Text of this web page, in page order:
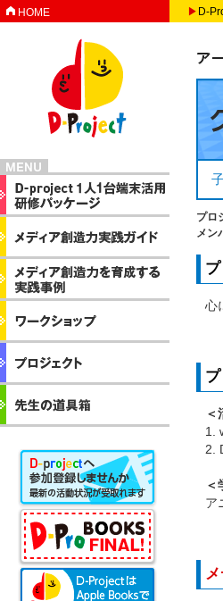
HOME ▶ D-
プロ
メン
心
＜
1.
2.
＜
ア